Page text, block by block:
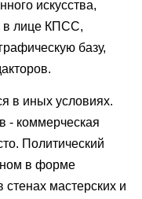
искусства,
в лице КПСС,
базу,
в иных условиях.
- коммерческая
Политический
в форме
стенах мастерских и